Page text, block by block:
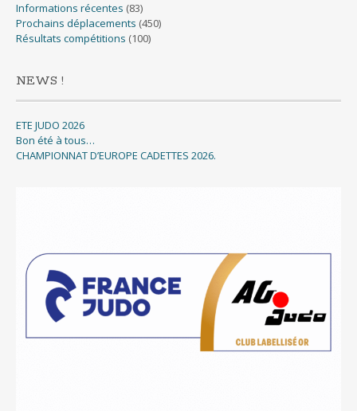
Informations récentes (83)
Prochains déplacements (450)
Résultats compétitions (100)
NEWS !
ETE JUDO 2026
Bon été à tous…
CHAMPIONNAT D’EUROPE CADETTES 2026.